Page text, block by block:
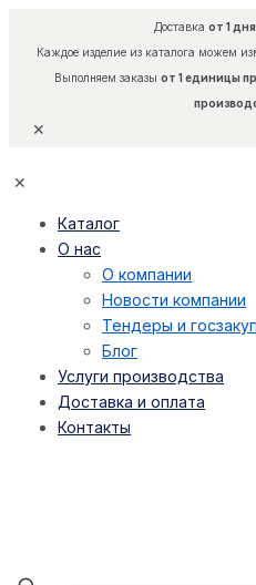
Доставка от 1 дня
Каждое изделие из каталога можем
Выполняем заказы от 1 единицы
✕
✕
Каталог
О нас
О компании
Новости компании
Тендеры и
Блог
Услуги производства
Доставка и оплата
Контакты